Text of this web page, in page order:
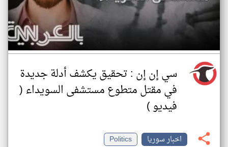
سي إن إن : تحقيق يكشف أدلة جديدة
في مقتل متطوع مستشفى السويداء (
فيديو )
اخبار سوريا
Politics